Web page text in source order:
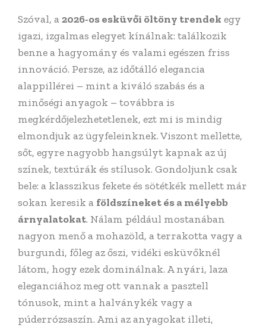
Szóval, a2026-os esküvői öltöny trendek egy
igazi, izgalmas elegyet kínálnak: találkozik
benne a hagyomány és valami egészen friss
innováció. Persze, az időtálló elegancia
alappillérei – mint a kiváló szabás és a
minőségi anyagok – továbbra is
megkérdőjelezhetetlenek, ezt mi is mindig
elmondjuk az ügyfeleinknek. Viszont mellette,
sőt, egyre nagyobb hangsúlyt kapnak az új
színek, textúrák és stílusok. Gondoljunk csak
bele: a klasszikus fekete és sötétkék mellett már
sokan keresik a földszíneket és a mélyebb
árnyalatokat. Nálam például mostanában
nagyon menő a mohazöld, a terrakotta vagy a
burgundi, főleg az őszi, vidéki esküvőknél
látom, hogy ezek dominálnak. A nyári, laza
eleganciához meg ott vannak a pasztell
tónusok, mint a halványkék vagy a
púderrózsaszín. Ami az anyagokat illeti,